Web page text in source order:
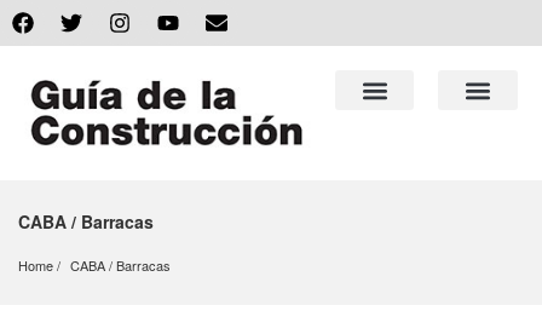
CABA / Barracas
Home CABA / Barracas